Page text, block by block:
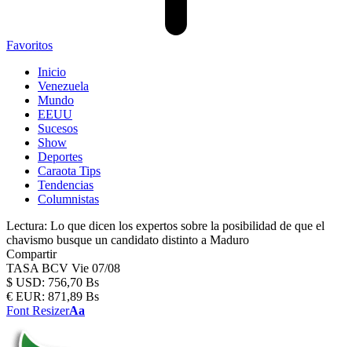
Favoritos
Inicio
Venezuela
Mundo
EEUU
Sucesos
Show
Deportes
Caraota Tips
Tendencias
Columnistas
Lectura: Lo que dicen los expertos sobre la posibilidad de que el
chavismo busque un candidato distinto a Maduro
Compartir
TASA BCV Vie 07/08
$ USD: 756,70 Bs
€ EUR: 871,89 Bs
Font ResizerAa